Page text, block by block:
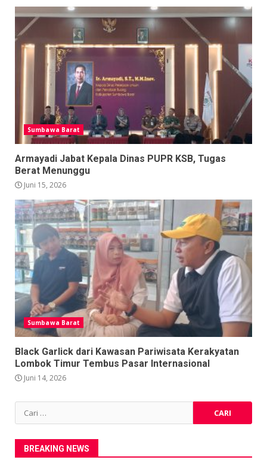
Sumbawa Barat
Armayadi Jabat Kepala Dinas PUPR KSB, Tugas
Berat Menunggu
Juni 15, 2026
Sumbawa Barat
Black Garlick dari Kawasan Pariwisata Kerakyatan
Lombok Timur Tembus Pasar Internasional
Juni 14, 2026
Cari
untuk:
BREAKING NEWS